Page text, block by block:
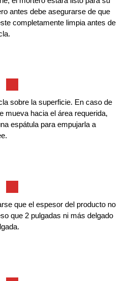
antes debe asegurarse de que
completamente limpia antes de
sobre la superficie. En caso de
mueva hacia el área requerida,
espátula para empujarla a
que el espesor del producto no
que 2 pulgadas ni más delgado